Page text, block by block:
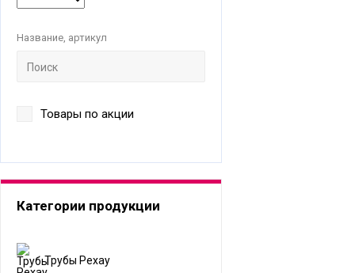
Название, артикул
Товары по акции
Категории продукции
Трубы Рехау